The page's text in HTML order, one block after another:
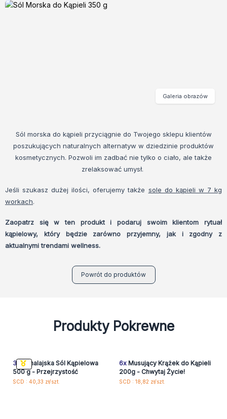
Sól morska do kąpieli przyciągnie do Twojego sklepu klientów
poszukujących naturalnych alternatyw w dziedzinie produktów
kosmetycznych. Pozwoli im zadbać nie tylko o ciało, ale także
zrelaksować umysł.
Jeśli szukasz dużej ilości, oferujemy także sole do kąpieli w 7 kg
workach.
Zaopatrz się w ten produkt i podaruj swoim klientom rytuał
kąpielowy, który będzie zarówno przyjemny, jak i zgodny z
aktualnymi trendami wellness.
Powrót do produktów
Galeria obrazów
Produkty Pokrewne
3x Himalajska Sól Kąpielowa
500 g - Przejrzystość
SCD : 40,33 zł/szt.
6xMusujący Krążek do Kąpieli
200g - Chwytaj Życie!
SCD : 18,82 zł/szt.